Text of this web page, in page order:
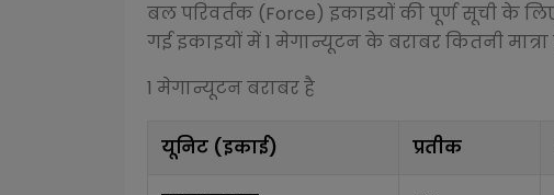
बल परिवर्तक (Force) इकाइयों की पूर्ण सूची के
गई इकाइयों में 1 मेगान्यूटनके बराबर कितनी मात्रा
1 मेगान्यूटनबराबर है
यूनिट (इकाई) प्रतीक